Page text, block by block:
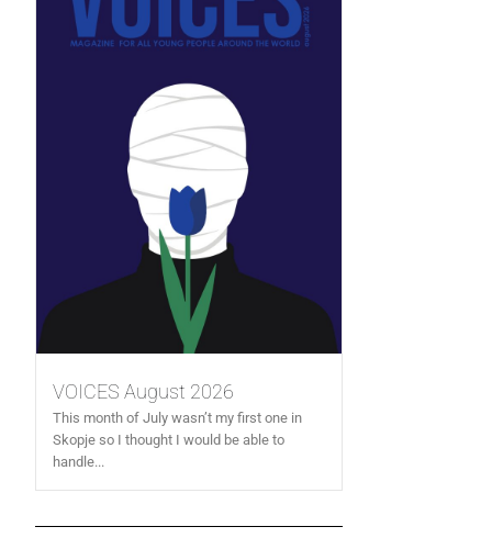
VOICES August 2026
This month of July wasn’t my first one in
Skopje so I thought I would be able to
handle...